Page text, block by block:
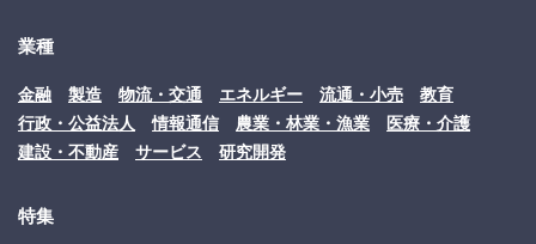
業種
金融 製造 物流・交通 エネルギー 流通・小売
教育
行政・公益法人
情報通信 農業・林業・漁業
医療・介護
建設・不動産
サービス 研究開発
特集